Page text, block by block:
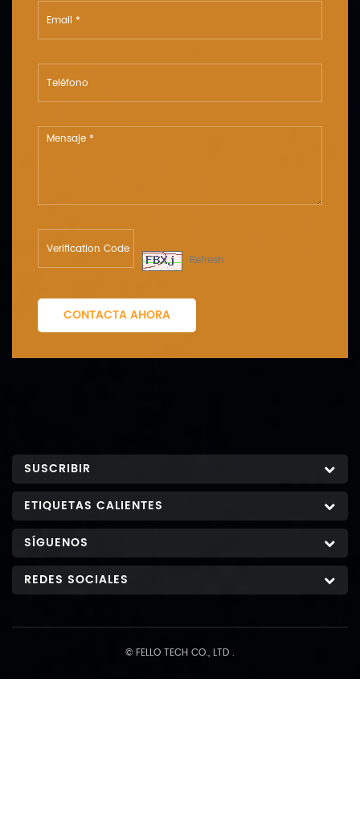
Refresh
CONTACTA AHORA
SUSCRIBIR
ETIQUETAS CALIENTES
SÍGUENOS
REDES SOCIALES
© FELLO TECH CO., LTD .